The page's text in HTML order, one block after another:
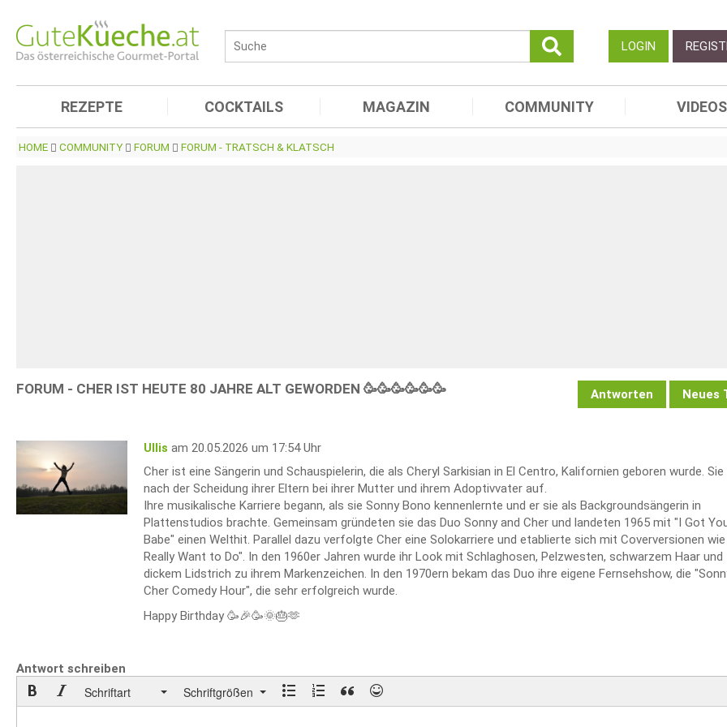
LOGIN
REZEPTE COCKTAILS MAGAZIN COMMUNITY VIDEOS
HOME COMMUNITY FORUM FORUM - TRATSCH & KLATSCH
FORUM - CHER IST HEUTE 80 JAHRE ALT GEWORDEN 🥳🥳🥳🥳🥳🥳 Antworten Neues
Ullis am 20.05.2026 um 17:54 Uhr
Cher ist eine Sängerin und Schauspielerin, die als Cheryl Sarkisian in El Centro, Kalifornien geboren wurde.
nach der Scheidung ihrer Eltern bei ihrer Mutter und ihrem Adoptivvater auf.
Ihre musikalische Karriere begann, als sie Sonny Bono kennenlernte und er sie als Backgroundsängerin in
Plattenstudios brachte. Gemeinsam gründeten sie das Duo Sonny and Cher und landeten 1965 mit "I Got
Babe" einen Welthit. Parallel dazu verfolgte Cher eine Solokarriere und etablierte sich mit Coverversionen wie
Really Want to Do". In den 1960er Jahren wurde ihr Look mit Schlaghosen, Pelzwesten, schwarzem Haar und
dickem Lidstrich zu ihrem Markenzeichen. In den 1970ern bekam das Duo ihre eigene Fernsehshow, die
Cher Comedy Hour", die sehr erfolgreich wurde.
Happy Birthday 🥳🎉🥳🌞🎂🫶
Antwort schreiben
Schriftart Schriftgrößen